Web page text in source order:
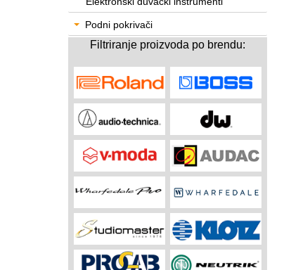
Podni pokrivači
Filtriranje proizvoda po brendu: